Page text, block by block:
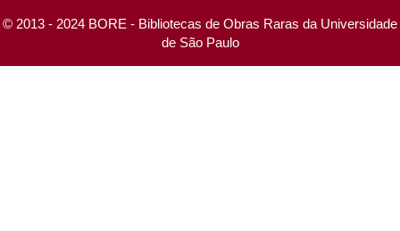
© 2013 - 2024 BORE - Bibliotecas de Obras Raras da Universidade
de São Paulo